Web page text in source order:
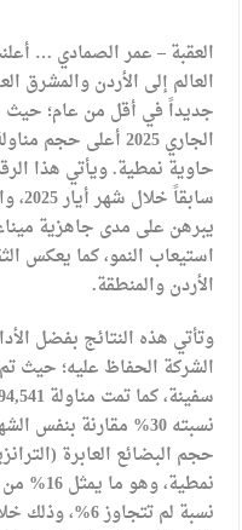
القاضي
العقبة – عمر الصمادي …
العالم إلى الأردن والمشرق
جديداً في أقل من عام؛
حاوية نمطية. ويأتي هذا
يبرهن على مدى جاهزية
استيعاب النمو، كما يعكس
الأردن والمنطقة.
وتأتي هذه النتائج بفضل
نمطية،
نسبة لم